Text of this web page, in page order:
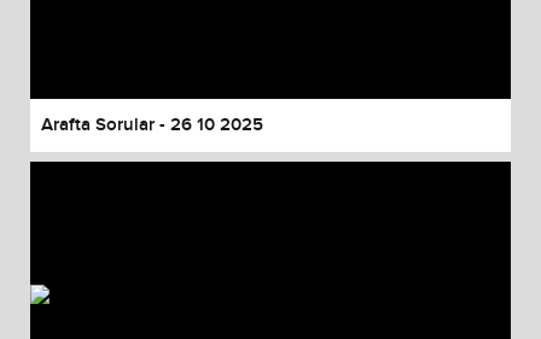
Arafta Sorular - 26 10 2025